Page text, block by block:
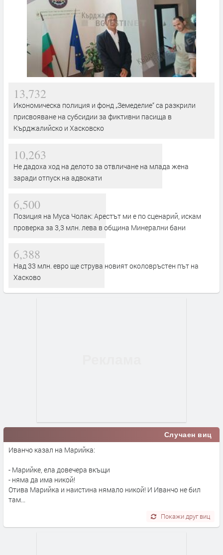
13,732
Икономическа полиция и фонд „Земеделие“ са разкрили
присвояване на субсидии за фиктивни пасища в
Кърджалийско и Хасковско
10,263
Не дадоха ход на делото за отвличане на млада жена
заради отпуск на адвокати
6,500
Позиция на Муса Чолак: Арестът ми е по сценарий, искам
проверка за 3,3 млн. лева в община Минерални бани
6,388
Над 33 млн. евро ще струва новият околовръстен път на
Хасково
Случаен виц
Иванчо казал на Марийка:
- Марийке, ела довечера вкъщи
- няма да има никой!
Отива Марийка и наистина нямало никой! И Иванчо не бил
там...
Покажи друг виц